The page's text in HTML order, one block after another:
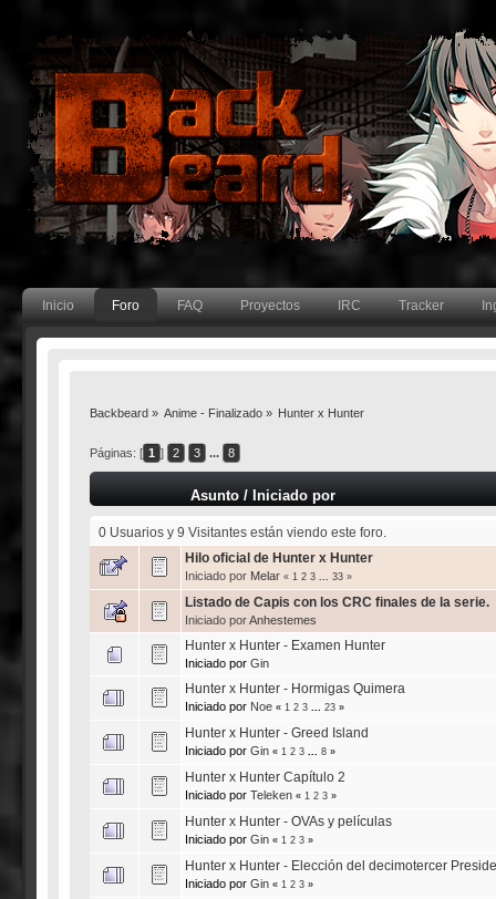
Inicio Foro FAQ Proyectos IRC Tracker
Backbeard» Anime - Finalizado » Hunter x Hunter
Páginas: [ 1 ] 2 3 ... 8
Asunto/ Iniciado por
0 Usuarios y 9 Visitantes están viendo este foro.
Hilo oficial de Hunter x Hunter
Iniciado por Melar « 1 2 3 33»
Listado de Capis con los CRC finales de la serie.
Iniciado porAnhestemes
Hunter x Hunter - Examen Hunter
Iniciado por Gin
Hunter x Hunter - Hormigas Quimera
Iniciado por Noe « 1 2 3 23»
Hunter x Hunter - Greed Island
Iniciado por Gin « 1 2 3 8»
Hunter x Hunter Capítulo 2
Iniciado por Teleken « 1 2 3»
Hunter x Hunter - OVAs y películas
Iniciado por Gin « 1 2 3»
Hunter x Hunter - Elección del decimotercer
Iniciado por Gin « 1 2 3»